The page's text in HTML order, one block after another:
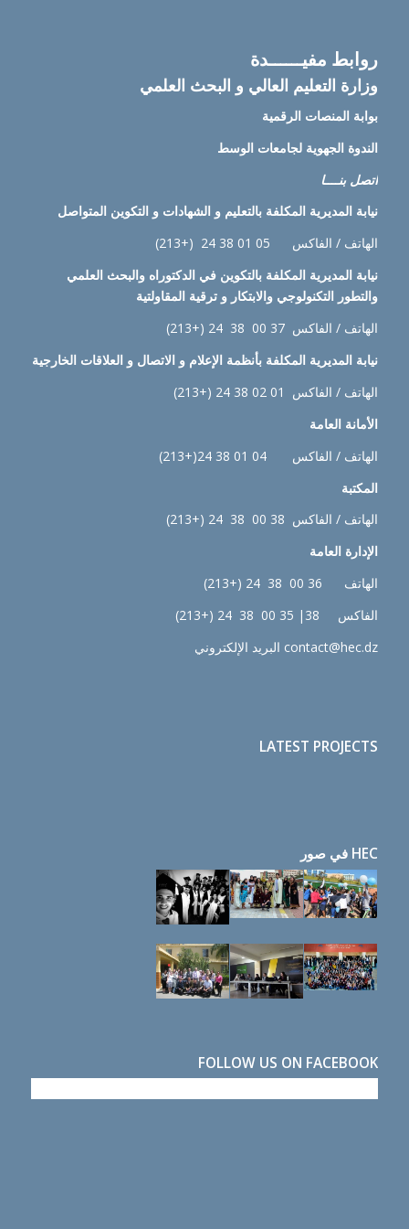
روابط مفيــــــدة
وزارة التعليم العالي و البحث العلمي
بوابة المنصات الرقمية
الندوة الجهوية لجامعات الوسط
اتصل بنــــا
نيابة المديرية المكلفة بالتعليم و الشهادات و التكوين المتواصل
الهاتف / الفاكس 05 01 38 24 (+213)
نيابة المديرية المكلفة بالتكوين في الدكتوراه والبحث العلمي
والتطور التكنولوجي والابتكار و ترقية المقاولتية
الهاتف / الفاكس 37 00 38 24 (+213)
نيابة المديرية المكلفة بأنظمة الإعلام و الاتصال و العلاقات الخارجية
الهاتف / الفاكس 01 02 38 24 (+213)
الأمانة العامة
الهاتف / الفاكس 04 01 38 24(+213)
المكتبة
الهاتف / الفاكس 38 00 38 24 (+213)
الإدارة العامة
الهاتف 36 00 38 24 (+213)
الفاكس 38| 35 00 38 24 (+213)
contact@hec.dz البريد الإلكتروني
LATEST PROJECTS
HEC في صور
FOLLOW US ON FACEBOOK